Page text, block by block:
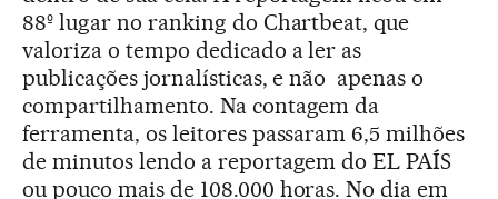
88º lugar no ranking do Chartbeat, que
valoriza o tempo dedicado a ler as
publicações jornalísticas, e não apenas o
compartilhamento. Na contagem da
ferramenta, os leitores passaram 6,5 milhões
de minutos lendo a reportagem do EL PAÍS
ou pouco mais de 108.000 horas. No dia em